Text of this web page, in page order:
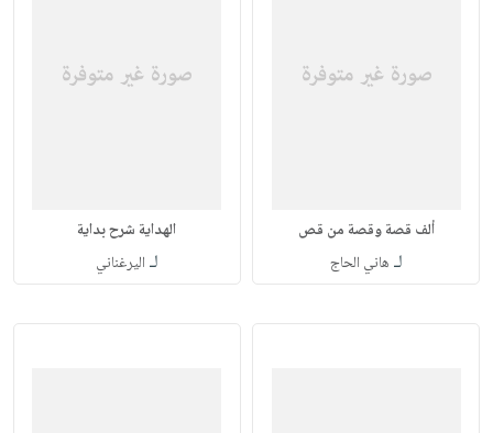
ألف قصة وقصة من قص
لـ هاني الحاج
الهداية شرح بداية
لـ اليرغناني